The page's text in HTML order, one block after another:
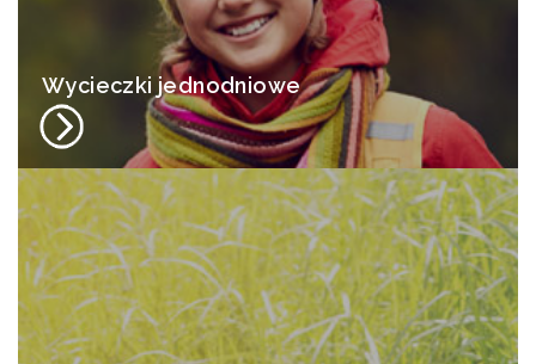
Wycieczki jednodniowe